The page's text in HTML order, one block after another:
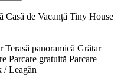
Casã de Vacanță Tiny House
Terasă panoramică Grătar
Parcare gratuită Parcare
/ Leagăn